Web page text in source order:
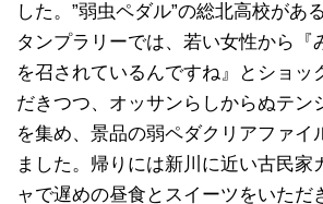
した。”弱虫ペダル”の総北高校があ
タンプラリーでは、若い女性から『
を召されているんですね』とショッ
だきつつ、オッサンらしからぬテン
を集め、景品の弱ペダクリアファイ
ました。帰りには新川に近い古民
ャで遅めの昼食とスイーツをいただ